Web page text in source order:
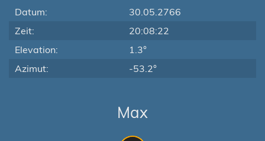
Datum:
30.05.2766
Zeit:
20:08:22
Elevation:
1.3°
Azimut:
-53.2°
Max